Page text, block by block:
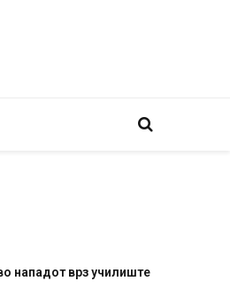
СОЗИС: Украинците